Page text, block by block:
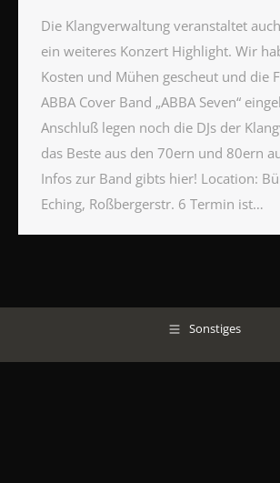
Die Klangverwaltung veranstaltet
ein weiteres Konzert Highlight. Wir
Kosten und Mühen gescheut und die
ABBA Cover Band „ABBA Seven“
Anschluß legen noch die DJs der
das Beste aus den 70ern und 80ern
Infos zur Band gibts hier! Location:
Eching, Roßbergerstr. 6 Termin ist…
Sonstiges